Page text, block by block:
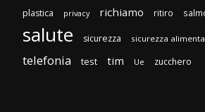
plastica privacy richiamo ritiro
salute sicurezza sicurezza
telefonia test tim Ue zucchero